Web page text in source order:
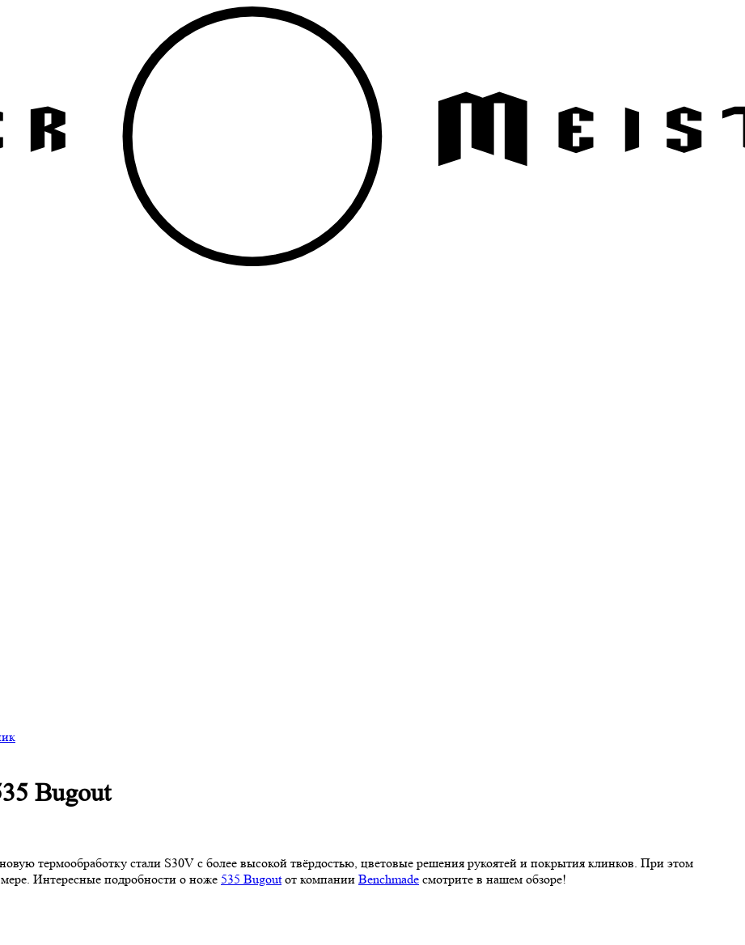
Bugout
термообработку стали S30V с более высокой твёрдостью, цветовые решения рукоятей и покрытия клинков. При этом
Интересные подробности о ноже 535 Bugoutот компании Benchmade смотрите в нашем обзоре!